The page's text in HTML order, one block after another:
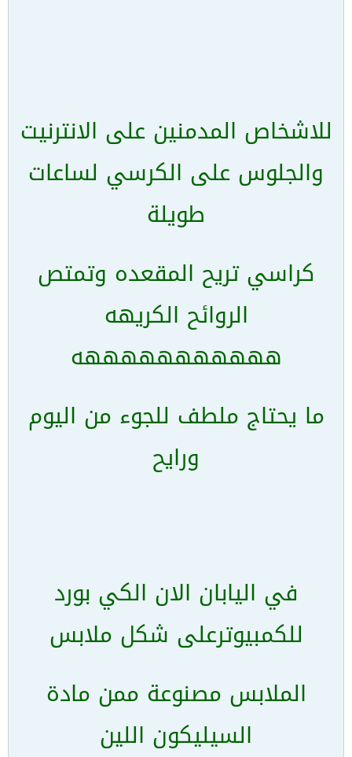
للاشخاص المدمنين على الانترنيت
والجلوس على الكرسي لساعات
طويلة
كراسي تريح المقعده وتمتص
الروائح الكريهه
هههههههههههه
ما يحتاج ملطف للجوء من اليوم
ورايح
في اليابان الان الكي بورد
للكمبيوترعلى شكل ملابس
الملابس مصنوعة ممن مادة
السيليكون اللين